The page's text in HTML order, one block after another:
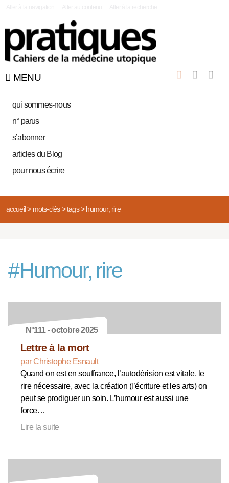
MENU
qui sommes-nous
n° parus
s’abonner
articles du Blog
pour nous écrire
accueil> mots-clés> tags> humour, rire
#Humour, rire
N°111 - octobre 2025
Lettre à la mort
par Christophe Esnault
Quand on est en souffrance, l’autodérision est vitale, le
rire nécessaire, avec la création (l’écriture et les arts) on
peut se prodiguer un soin. L’humour est aussi une
force…
Lire la suite